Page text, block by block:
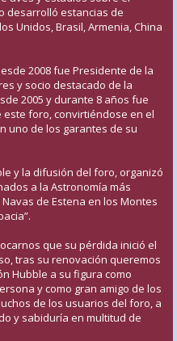
desarrolló estancias de
Unidos, Brasil, Armenia, China
2008 fue Presidente de la
y socio destacado de la
2005 y durante 8 años fue
foro, convirtiéndose en el
uno de los garantes de su
y la difusión del foro, organizó
a la Astronomía más
de Estena en los Montes
que su pérdida inició el
tras su renovación queremos
Hubble a su figura como
y como gran amigo de los
de los usuarios del foro, a
y sabiduría en multitud de